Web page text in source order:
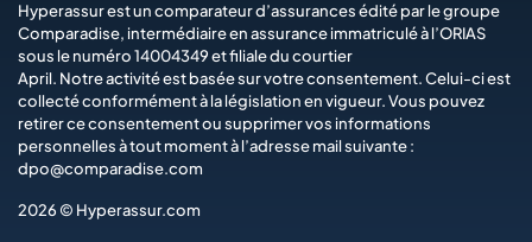
Hyperassur est un comparateur d’assurances édité par le groupe
Comparadise, intermédiaire en assurance immatriculé à l’ORIAS
sous le numéro 14004349 et filiale du courtier
April. Notre activité est basée sur votre consentement. Celui-ci est
collecté conformément à la législation en vigueur. Vous pouvez
retirer ce consentement ou supprimer vos informations
personnelles à tout moment à l’adresse mail suivante :
dpo@comparadise.com
2026 © Hyperassur.com